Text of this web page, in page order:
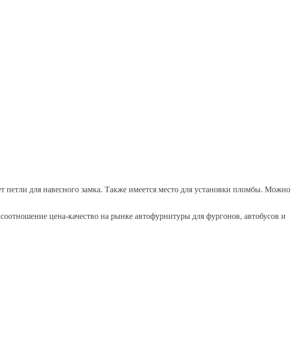
петли для навесного замка. Также имеется место для установки пломбы. Можно
цена-качество на рынке автофурнитуры для фургонов, автобусов и